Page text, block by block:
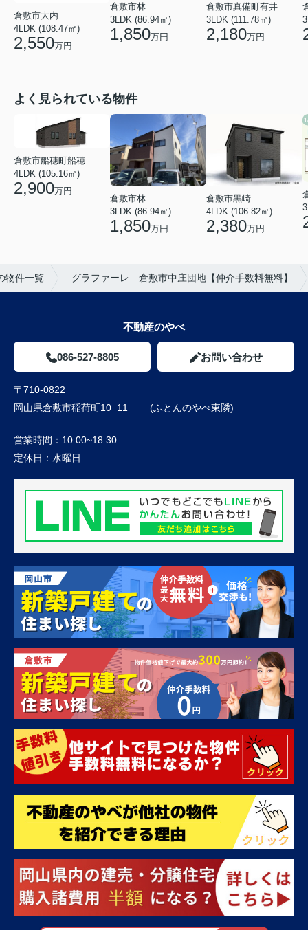
倉敷市大内
4LDK (108.47㎡)
2,550万円
倉敷市林
3LDK (86.94㎡)
1,850万円
倉敷市真備町有井
3LDK (111.78㎡)
2,180万円
よく見られている物件
倉敷市船穂町船穂
4LDK (105.16㎡)
2,900万円
倉敷市林
3LDK (86.94㎡)
1,850万円
倉敷市黒崎
4LDK (106.82㎡)
2,380万円
物件一覧 グラファーレ 倉敷市中庄団地【仲介手数料無料】
不動産のやべ
086-527-8805 お問い合わせ
〒710-0822
岡山県倉敷市稲荷町10−11 (ふとんのやべ東隣)
営業時間： 10:00~18:30
定休日： 水曜日